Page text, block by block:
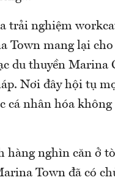
trải nghiệm
Town mang lại
du thuyền Marina
Nơi đây hội tụ
cá nhân hóa không
hàng nghìn căn ở
Town đã có